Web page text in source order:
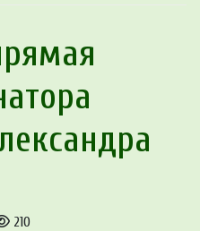
210